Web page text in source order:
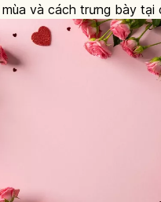
và cách trưng bày tại